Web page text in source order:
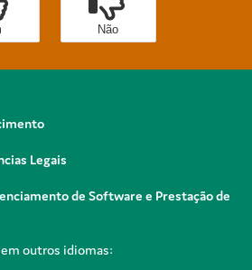
Não
Legais
de Software e Prestação de
outros idiomas: